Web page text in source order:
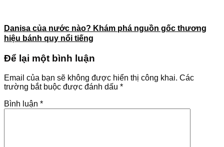
Danisa của nước nào? Khám phá nguồn gốc thương
hiệu bánh quy nổi tiếng
Để lại một bình luận
Email của bạn sẽ không được hiển thị công khai. Các
trường bắt buộc được đánh dấu *
Bình luận *